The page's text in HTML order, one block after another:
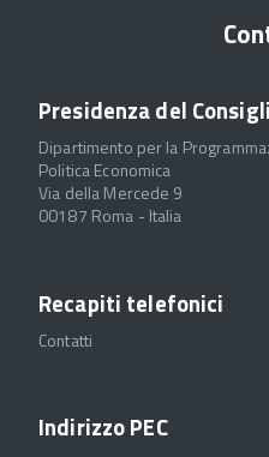
Presidenza del
Dipartimento per la
Politica Economica
Via della Mercede 9
00187 Roma - Italia
Recapiti telefonici
Contatti
Indirizzo PEC